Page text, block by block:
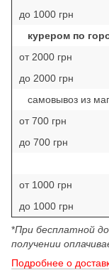
до 1000 грн
курером по
от 2000 грн
до 2000 грн
самовывоз из
от 700 грн
до 700 грн
от 1000 грн
до 1000 грн
*При бесплатной
получении
Подробнее о